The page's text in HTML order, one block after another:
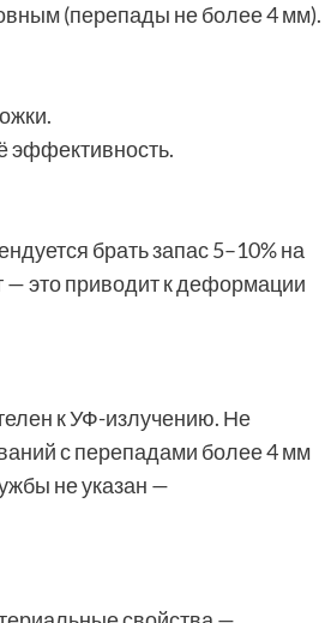
(перепады не более 4 мм).
эффективность.
брать запас 5–10% на
это приводит к деформации
к УФ-излучению. Не
с перепадами более 4 мм
не указан —